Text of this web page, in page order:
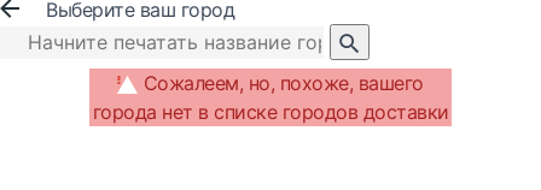
Выберите ваш город
Сожалеем, но, похоже, вашего
города нет в списке городов доставки